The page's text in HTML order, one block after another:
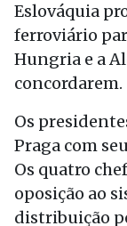
Eslováquia
ferroviário
Hungria e a
concordarem.
Os
Praga com
Os quatro
oposição ao
distribuição